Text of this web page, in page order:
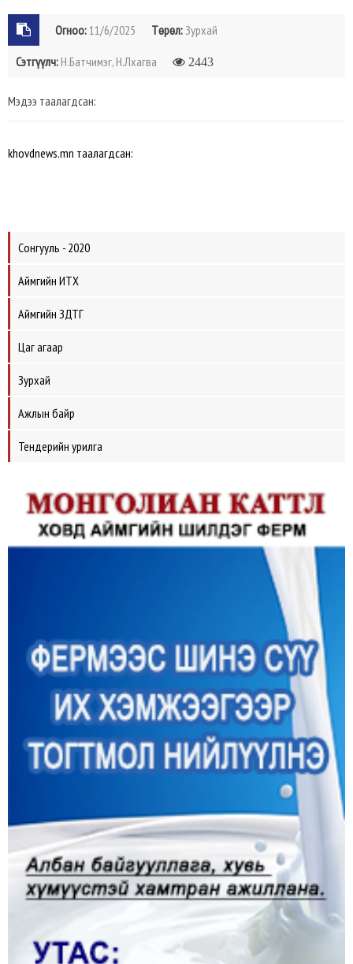
Огноо:11/6/2025 Төрөл:Зурхай
Сэтгүүлч: Н.Батчимэг, Н.Лхагва 2443
Мэдээ таалагдсан:
khovdnews.mn таалагдсан:
Сонгууль - 2020
Аймгийн ИТХ
Аймгийн ЗДТГ
Цаг агаар
Зурхай
Ажлын байр
Тендерийн урилга